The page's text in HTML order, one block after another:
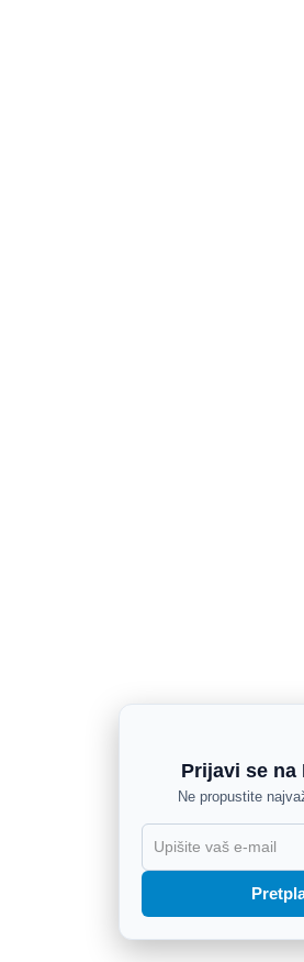
Prijavi se na
Ne propustite